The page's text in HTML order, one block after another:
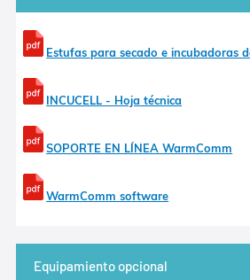
Estufas para secado e incubadoras
INCUCELL - Hoja técnica
SOPORTE EN LÍNEA WarmComm
WarmComm software
Equipamiento opcional